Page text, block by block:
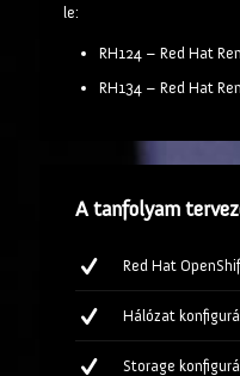
le:
RH124 – Red Hat
RH134 – Red Hat
A tanfolyam
Red Hat
Hálózat
Storage